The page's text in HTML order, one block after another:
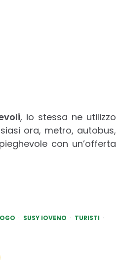
, io stessa ne utilizzo
ora, metro, autobus,
con un’offerta
SUSY IOVENO
TURISTI